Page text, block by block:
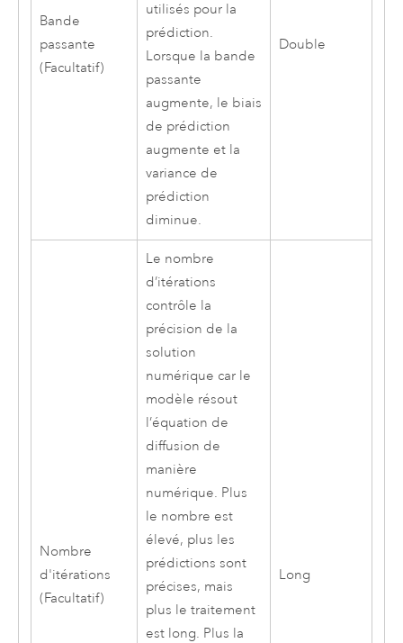
Bande
passante
(Facultatif)
utilisés pour la
prédiction.
Lorsque la bande
passante
augmente, le biais
de prédiction
augmente et la
variance de
prédiction
diminue.
Double
Nombre
d'itérations
(Facultatif)
Le nombre
d’itérations
contrôle la
précision de la
solution
numérique car le
modèle résout
l’équation de
diffusion de
manière
numérique. Plus
le nombre est
élevé, plus les
prédictions sont
précises, mais
plus le traitement
est long. Plus la
Long